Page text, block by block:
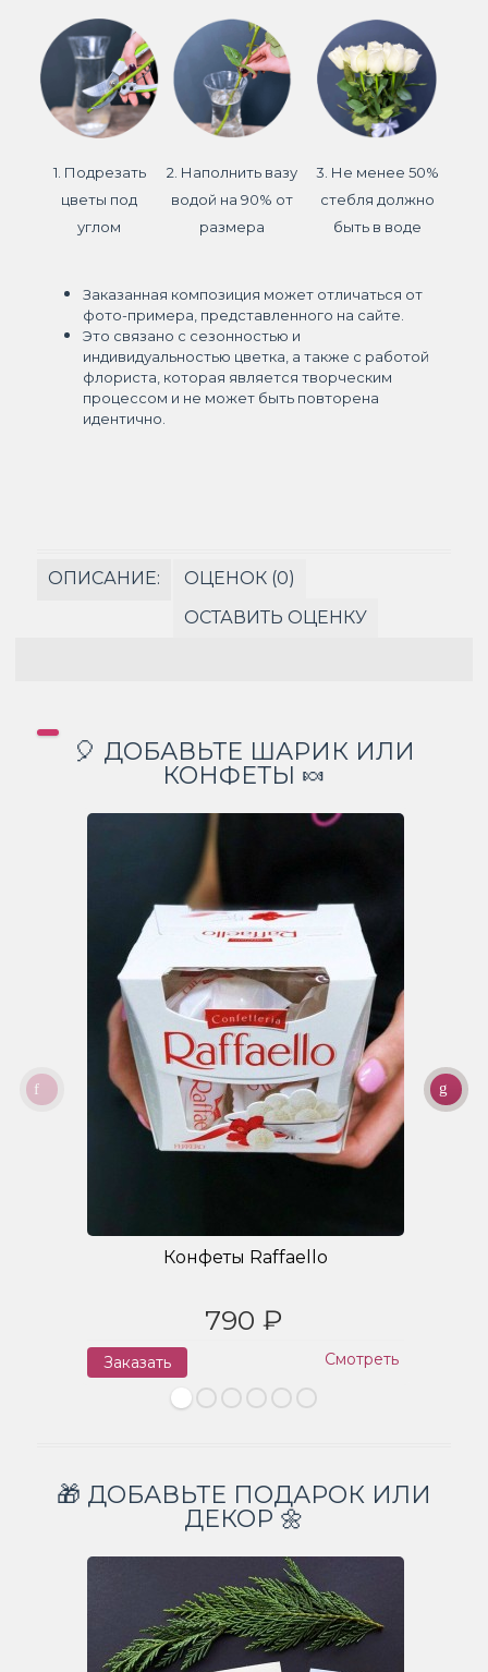
1. Подрезать
цветы под
углом
2. Наполнить вазу
водой на 90% от
размера
3. Не менее 50%
стебля должно
быть в воде
Заказанная композиция может отличаться от
фото-примера, представленного на сайте.
Это связано с сезонностью и
индивидуальностью цветка, а также с работой
флориста, которая является творческим
процессом и не может быть повторена
идентично.
ОПИСАНИЕ:
ОЦЕНОК (0)
ОСТАВИТЬ ОЦЕНКУ
🎈 ДОБАВЬТЕ ШАРИК ИЛИ
КОНФЕТЫ 🍬
Конфеты Raffaello
790 ₽
Заказать Смотреть
🎁 ДОБАВЬТЕ ПОДАРОК ИЛИ
ДЕКОР 🌼